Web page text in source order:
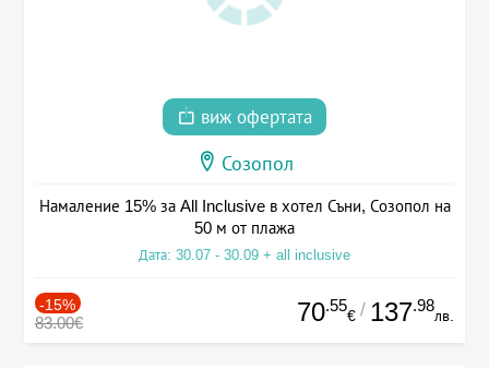
виж офертата
Созопол
Намаление 15% за All Inclusive в хотел Съни, Созопол на
50 м от плажа
Дата: 30.07 - 30.09 + all inclusive
-15%
83.00€ 70.55
€ / 137.98
лв.